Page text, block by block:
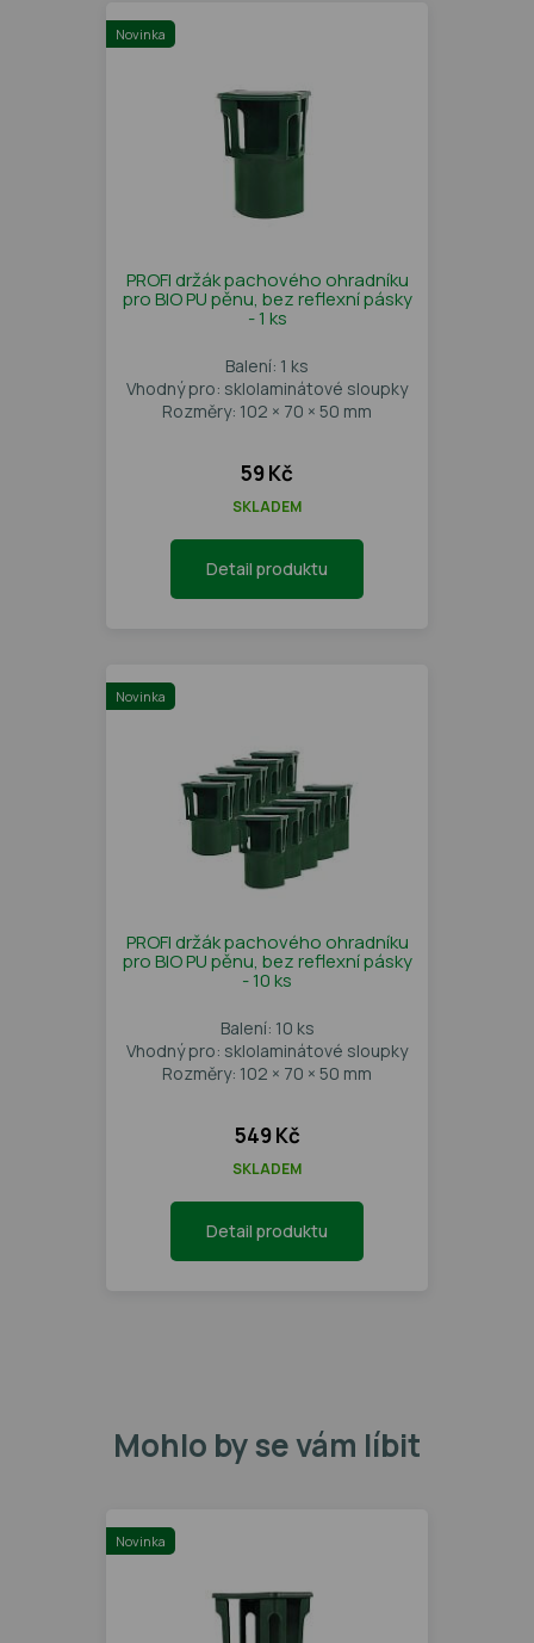
Novinka
PROFI držák pachového ohradníku
pro BIO PU pěnu, bez reflexní pásky
- 1 ks
Balení: 1 ks
Vhodný pro: sklolaminátové sloupky
Rozměry: 102 × 70 × 50 mm
59 Kč
SKLADEM
Detail produktu
Novinka
PROFI držák pachového ohradníku
pro BIO PU pěnu, bez reflexní pásky
- 10 ks
Balení: 10 ks
Vhodný pro: sklolaminátové sloupky
Rozměry: 102 × 70 × 50 mm
549 Kč
SKLADEM
Detail produktu
Mohlo by se vám líbit
Novinka